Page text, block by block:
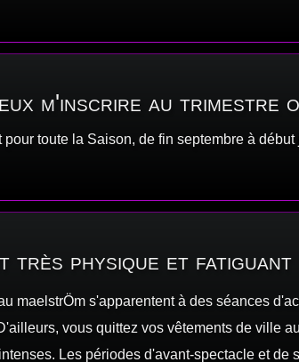
m'inscrire au trimestre
pour toute la Saison, de fin septembre à
très physique et fatiguant
maelstrÖm s'apparentent à des séances
vous quittez vos vêtements de ville
Les périodes d'avant-spectacle et